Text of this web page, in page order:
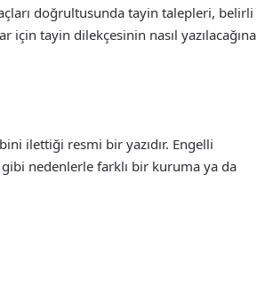
doğrultusunda tayin talepleri, belirli
tayin dilekçesinin nasıl yazılacağına
ilettiği resmi bir yazıdır. Engelli
nedenlerle farklı bir kuruma ya da